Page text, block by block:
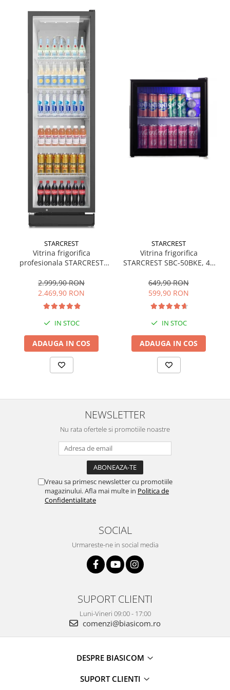
Camere auto
Baterii portabile
Boxe portabile
Camere video & sport
Camere video sport
Console & Jocuri
Accesorii console & PC
Birouri gaming
Console Hardware
Ochelari VR Gaming
Scaune gaming
Console Jocuri
Home Cinema & Audio
Mediaplayere
Sisteme audio
Imprimante & Scannere
Playere, Boxe & Casti
Radio cu ceas & portabile
Televizoare & accesorii
Accesorii smart TV
Suporturi TV / Monitor
Tabla interactiva
Videoproiectoare
Cutite & seturi
Iluminat & electrice
Sport & Activitati in aer liber
Accesorii aparate climatizare
Aparate de spalat cu presiune
Calorifere electrice
Climatizare
Aparate & Accesorii ingrijire
STARCREST
Vitrina frigorifica
profesionala STARCREST
reglabil, Iluminare LED, H
194.5 cm, Negru
2.999,90 RON
2.469,90 RON
IN STOC
ADAUGA IN COS
STARCREST
Vitrina frigorifica
STARCREST SBC-50BKE, 46
sticla, H 48.8 cm, Negru
649,90 RON
599,90 RON
IN STOC
ADAUGA IN COS
NEWSLETTER
Nu rata ofertele si promotiile noastre
Vreau sa primesc newsletter cu promotiile
magazinului. Afla mai multe in Politica de
Confidentialitate
SOCIAL
Urmareste-ne in social media
SUPORT CLIENTI
Luni-Vineri 09:00 - 17:00
comenzi@biasicom.ro
DESPRE BIASICOM
SUPORT CLIENTI